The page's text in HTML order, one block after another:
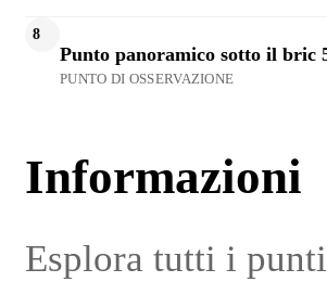
8
Punto panoramico sotto il bric
PUNTO DI OSSERVAZIONE
Informazioni
Esplora tutti i